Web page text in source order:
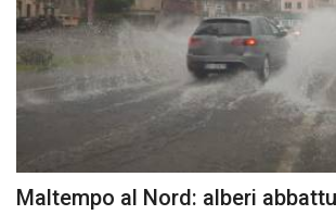
Maltempo al Nord: alberi